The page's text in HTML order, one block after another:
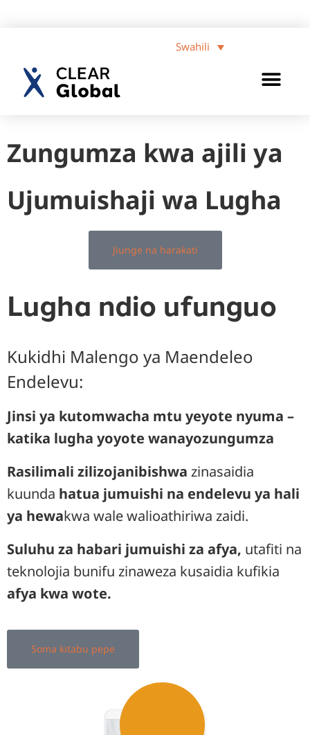
Swahili
Zungumza kwa ajili ya
Ujumuishaji wa Lugha
Jiunge na harakati
Lugha ndio ufunguo
Kukidhi Malengo ya Maendeleo
Endelevu:
Jinsi ya kutomwacha mtu yeyote nyuma –
katika lugha yoyote wanayozungumza
Rasilimali zilizojanibishwa zinasaidia
kuunda hatua jumuishi na endelevu ya hali
ya hewakwa wale walioathiriwa zaidi.
Suluhu za habari jumuishi za afya, utafiti na
teknolojia bunifu zinaweza kusaidia kufikia
afya kwa wote.
Soma kitabu pepe